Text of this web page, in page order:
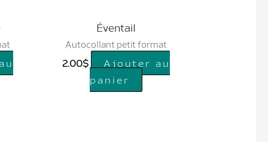
Éventail
Autocollant petit format
2.00$
Ajouter au
panier